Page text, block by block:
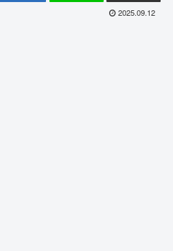
2025.09.12